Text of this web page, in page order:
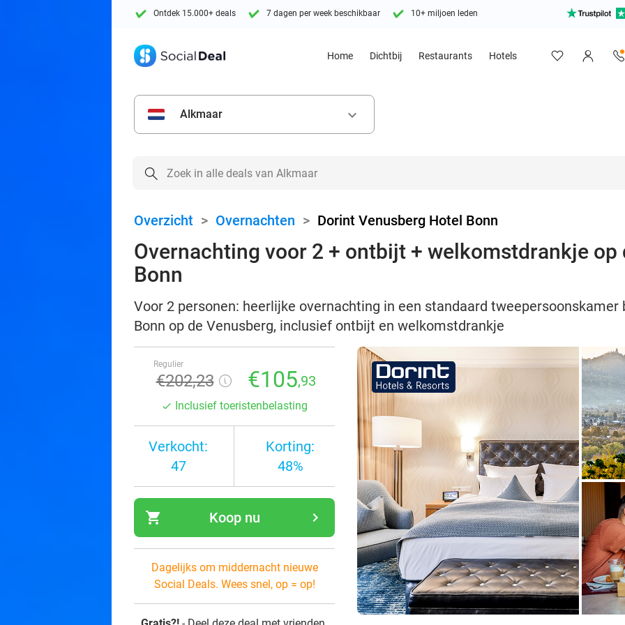
Ontdek 15.000+ deals 7 dagen per week beschikbaar 10+ miljoen leden
Home Dichtbij Restaurants Hotels
Alkmaar keyboard_arrow_down
Overzicht > Overnachten > Dorint Venusberg Hotel Bonn
Overnachting voor 2 + ontbijt + welkomstdrankje op
Bonn
Voor 2 personen: heerlijke overnachting in een standaard tweepersoonskamer
Bonn op de Venusberg, inclusief ontbijt en welkomstdrankje
Regulier
€202,23 €105,93
Inclusief toeristenbelasting
Verkocht:
47
Korting:
48%
shopping_cart navigate_next
Koop nu
Dagelijks om middernacht nieuwe
Social Deals. Wees snel, op = op!